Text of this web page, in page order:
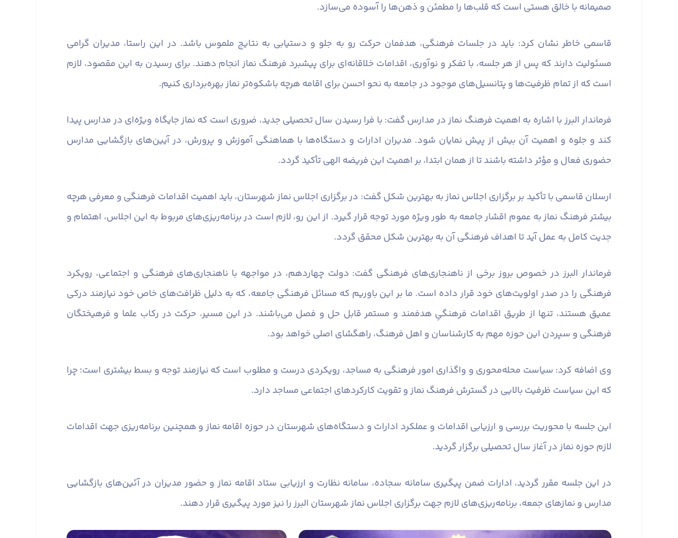
صمیمانه با خالق هستی است که قلب‌ها را مطمئن و ذهن‌ها را آسوده می‌سازد.
قاسمی خاطر نشان کرد: باید در جلسات فرهنگی، هدفمان حرکت رو به جلو و دستیابی به نتایج ملموس باشد. در این راستا، مدیران گرامی
مسئولیت دارند که پس از هر جلسه، با تفکر و نوآوری، اقدامات خلاقانه‌ای برای پیشبرد فرهنگ نماز انجام دهند. برای رسیدن به این مقصود، لازم
است که از تمام ظرفیت‌ها و پتانسیل‌های موجود در جامعه به نحو احسن برای اقامه هرچه باشکوه‌تر نماز بهره‌برداری کنیم.
فرماندار البرز با اشاره به اهمیت فرهنگ نماز در مدارس گفت: با فرا رسیدن سال تحصیلی جدید، ضروری است که نماز جایگاه ویژه‌ای در مدارس پیدا
کند و جلوه و اهمیت آن بیش از پیش نمایان شود. مدیران ادارات و دستگاه‌ها با هماهنگی آموزش و پرورش، در آیین‌های بازگشایی مدارس
حضوری فعال و مؤثر داشته باشند تا از همان ابتدا، بر اهمیت این فریضه الهی تأکید گردد.
ارسلان قاسمی با تأکید بر برگزاری اجلاس نماز به بهترین شکل گفت: در برگزاری اجلاس نماز شهرستان، باید اهمیت اقدامات فرهنگی و معرفی هرچه
بیشتر فرهنگ نماز به عموم اقشار جامعه به طور ویژه مورد توجه قرار گیرد. از این رو، لازم است در برنامه‌ریزی‌های مربوط به این اجلاس، اهتمام و
جدیت کامل به عمل آید تا اهداف فرهنگی آن به بهترین شکل محقق گردد.
فرماندار البرز در خصوص بروز برخی از ناهنجاری‌های فرهنگی گفت: دولت چهاردهم، در مواجهه با ناهنجاری‌های فرهنگی و اجتماعی، رویکرد
فرهنگی را در صدر اولویت‌های خود قرار داده است. ما بر این باوریم که مسائل فرهنگی جامعه، که به دلیل ظرافت‌های خاص خود نیازمند درکی
عمیق هستند، تنها از طریق اقدامات فرهنگیِ هدفمند و مستمر قابل حل و فصل می‌باشند. در این مسیر، حرکت در رکاب علما و فرهیختگان
فرهنگی و سپردن این حوزه مهم به کارشناسان و اهل فرهنگ، راهگشای اصلی خواهد بود.
وی اضافه کرد: سیاست محله‌محوری و واگذاری امور فرهنگی به مساجد، رویکردی درست و مطلوب است که نیازمند توجه و بسط بیشتری است؛ چرا
که این سیاست ظرفیت بالایی در گسترش فرهنگ نماز و تقویت کارکردهای اجتماعی مساجد دارد.
این جلسه با محوریت بررسی و ارزیابی اقدامات و عملکرد ادارات و دستگاه‌های شهرستان در حوزه اقامه نماز و همچنین برنامه‌ریزی جهت اقدامات
لازم حوزه نماز در آغاز سال تحصیلی برگزار گردید.
در این جلسه مقرر گردید، ادارات ضمن پیگیری سامانه سجاده، سامانه نظارت و ارزیابی ستاد اقامه نماز و حضور مدیران در آئین‌های بازگشایی
مدارس و نماز‌های جمعه، برنامه‌ریزی‌های لازم جهت برگزاری اجلاس نماز شهرستان البرز را نیز مورد پیگیری قرار دهند.